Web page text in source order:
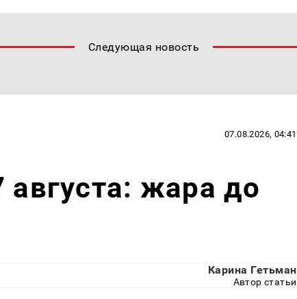
Следующая новость
07.08.2026, 04:41
жара до
Карина Гетьман
Автор статьи